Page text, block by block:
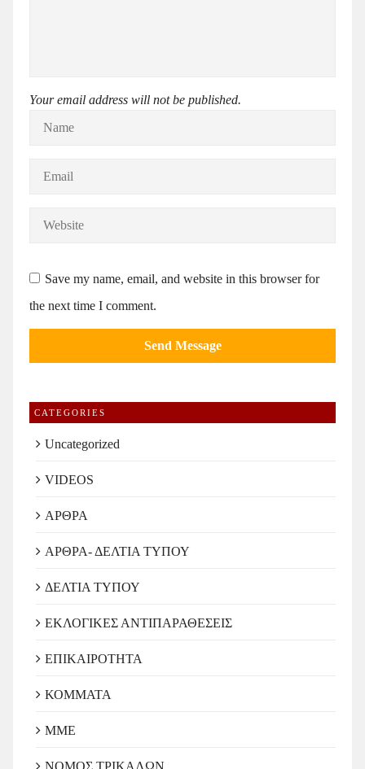
Your email address will not be published.
Save my name, email, and website in this browser for
the next time I comment.
CATEGORIES
Uncategorized
VIDEOS
ΑΡΘΡΑ
ΑΡΘΡΑ- ΔΕΛΤΙΑ ΤΥΠΟΥ
ΔΕΛΤΙΑ ΤΥΠΟΥ
ΕΚΛΟΓΙΚΕΣ ΑΝΤΙΠΑΡΑΘΕΣΕΙΣ
ΕΠΙΚΑΙΡΟΤΗΤΑ
ΚΟΜΜΑΤΑ
ΜΜΕ
ΝΟΜΟΣ ΤΡΙΚΑΛΩΝ